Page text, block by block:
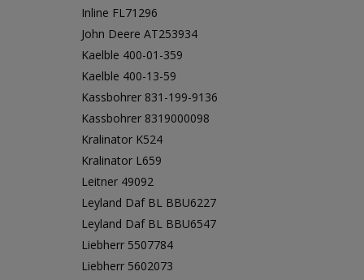
Inline FL71296
John Deere AT253934
Kaelble 400-01-359
Kaelble 400-13-59
Kassbohrer 831-199-9136
Kassbohrer 8319000098
Kralinator K524
Kralinator L659
Leitner 49092
Leyland Daf BL BBU6227
Leyland Daf BL BBU6547
Liebherr 5507784
Liebherr 5602073